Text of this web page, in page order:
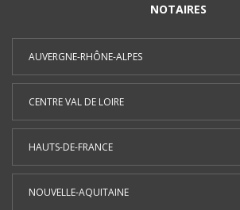
NOTAIRES
AUVERGNE-RHÔNE-ALPES
CENTRE VAL DE LOIRE
HAUTS-DE-FRANCE
NOUVELLE-AQUITAINE